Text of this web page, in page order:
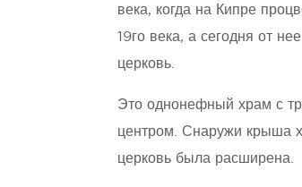
века, когда на Кипре
19го века, а сегодня от
церковь.
Это однонефный храм с
центром. Снаружи крыша
церковь была расширена.